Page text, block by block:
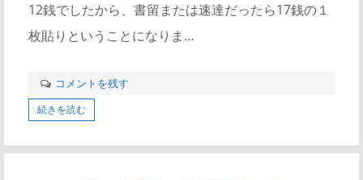
12銭でしたから、書留または速達だったら17銭の１
枚貼りということになりま…
コメントを残す
続きを読む